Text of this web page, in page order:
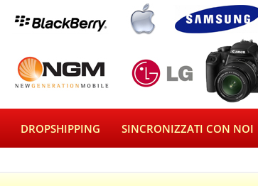
DROPSHIPPING SINCRONIZZATI CON NOI